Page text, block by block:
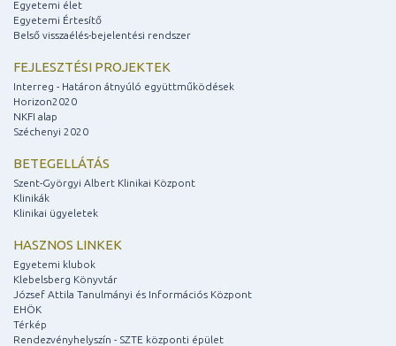
Egyetemi élet
Egyetemi Értesítő
Belső visszaélés-bejelentési rendszer
FEJLESZTÉSI PROJEKTEK
Interreg - Határon átnyúló együttműködések
Horizon2020
NKFI alap
Széchenyi 2020
BETEGELLÁTÁS
Szent-Györgyi Albert Klinikai Központ
Klinikák
Klinikai ügyeletek
HASZNOS LINKEK
Egyetemi klubok
Klebelsberg Könyvtár
József Attila Tanulmányi és Információs Központ
EHÖK
Térkép
Rendezvényhelyszín - SZTE központi épület